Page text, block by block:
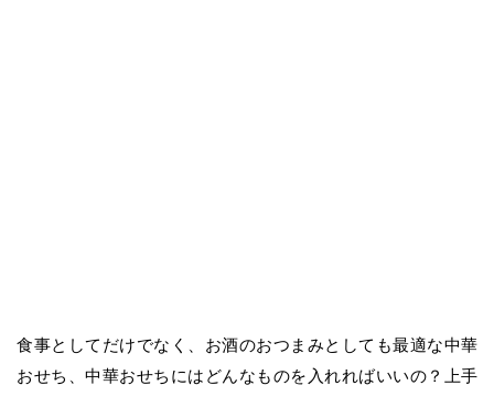
食事としてだけでなく、お酒のおつまみとしても最適な中華
おせち、中華おせちにはどんなものを入れればいいの？上手